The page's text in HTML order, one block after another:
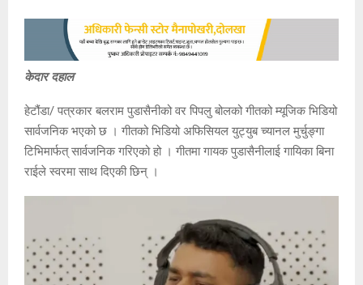
केदार दहाल
हेटौंडा/ पत्रकार बलराम पुडासैनीको वर पिपलु बोलको गीतको म्यूजिक भिडियो
सार्वजनिक भएको छ । गीतको भिडियो अफिसियल युट्युब च्यानल मुर्चुङ्गा
टिभिमार्फत् सार्वजनिक गरिएको हो । गीतमा गायक पुडासैनीलाई गायिका बिना
राईले स्वरमा साथ दिएकी छिन् ।